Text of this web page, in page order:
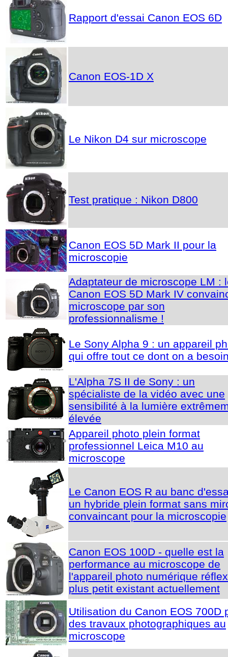
Rapport d'essai Canon EOS 6D
Canon EOS-1D X
Le Nikon D4 sur microscope
Test pratique : Nikon D800
Canon EOS 5D Mark II pour la
microscopie
Adaptateur de microscope LM :
Canon EOS 5D Mark IV
microscope par son
professionnalisme !
Le Sony Alpha 9 : un appareil
qui offre tout ce dont on a
L'Alpha 7S II de Sony : un
spécialiste de la vidéo avec une
sensibilité à la lumière
élevée
Appareil photo plein format
professionnel Leica M10 au
microscope
Le Canon EOS R au banc
un hybride plein format sans
convaincant pour la microscopie
Canon EOS 100D - quelle est la
performance au microscope de
l'appareil photo numérique
plus petit existant actuellement
Utilisation du Canon EOS 700D
des travaux photographiques au
microscope